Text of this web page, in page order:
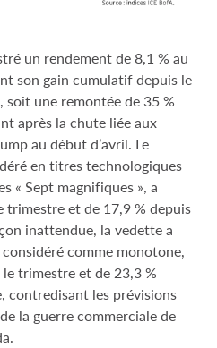
un rendement de 8,1 % au
son gain cumulatif depuis le
soit une remontée de 35 %
après la chute liée aux
au début d’avril. Le
en titres technologiques
« Sept magnifiques », a
trimestre et de 17,9 % depuis
inattendue, la vedette a
comme monotone,
trimestre et de 23,3 %
contredisant les prévisions
la guerre commerciale de